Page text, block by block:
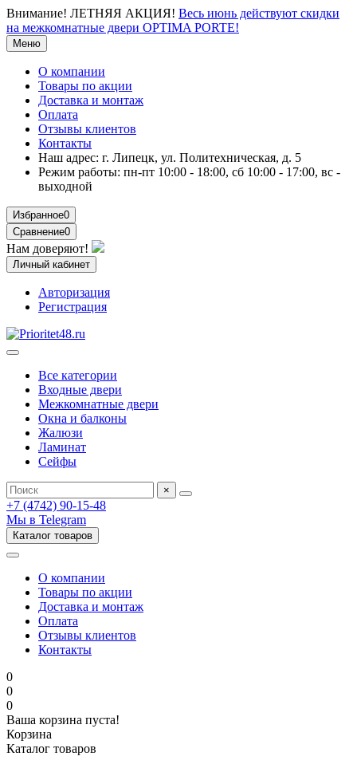
Внимание! ЛЕТНЯЯ АКЦИЯ! Весь июнь действуют скидки
на межкомнатные двери OPTIMA PORTE!
Меню
О компании
Товары по акции
Доставка и монтаж
Оплата
Отзывы клиентов
Контакты
Наш адрес: г. Липецк, ул. Политехническая, д. 5
Режим работы: пн-пт 10:00 - 18:00, сб 10:00 - 17:00, вс -
выходной
Избранное0
Сравнение0
Нам доверяют!
Личный кабинет
Авторизация
Регистрация
Все категории
Входные двери
Межкомнатные двери
Окна и балконы
Жалюзи
Ламинат
Сейфы
×
+7 (4742) 90-15-48
Мы в Telegram
Каталог товаров
О компании
Товары по акции
Доставка и монтаж
Оплата
Отзывы клиентов
Контакты
0
0
0
Ваша корзина пуста!
Корзина
Каталог товаров